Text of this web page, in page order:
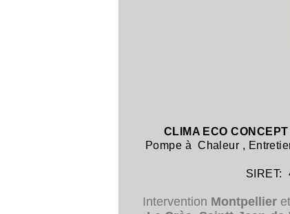
CLIMA ECO CONCEPT
Pompe à Chaleur ,
SIRET:
Intervention Montpellieret